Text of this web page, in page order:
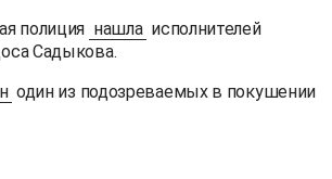
полиция нашла исполнителей
Садыкова.
один из подозреваемых в покушении